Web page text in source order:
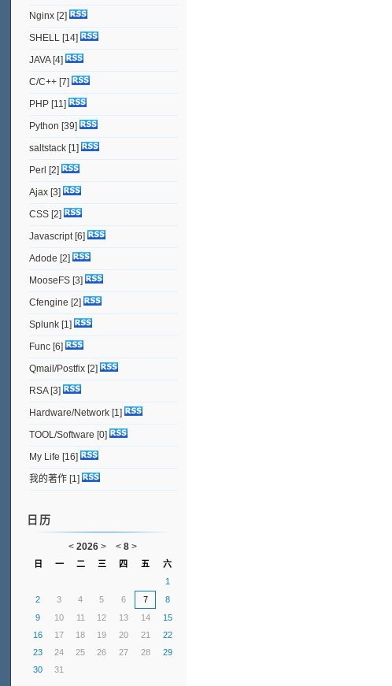
Nginx [2]
SHELL [14]
JAVA[4]
C/C++ [7]
PHP [11]
Python [39]
saltstack [1]
Perl [2]
Ajax [3]
CSS [2]
Javascript [6]
Adode [2]
MooseFS [3]
Cfengine [2]
Splunk [1]
Func [6]
Qmail/Postfix [2]
RSA[3]
Hardware/Network [1]
TOOL/Software [0]
My Life [16]
我的著作 [1]
日历
< 2026 > < 8 >
日 一 二 三 四 五
六
1
2
3 4 5 6 7
8
9
10 11 12 13 14
15
16
17 18 19 20 21
22
23
24 25 26 27 28
29
30
31